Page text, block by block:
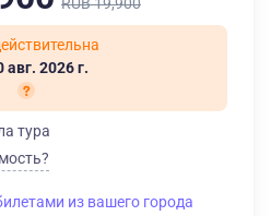
авг. 2026 г.
тура
из вашего города